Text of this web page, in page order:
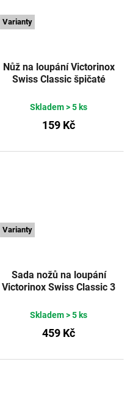
Varianty
Nůž na loupání Victorinox
Swiss Classic špičaté
VICTORINOX
Skladem> 5 ks
159 Kč
Varianty
Sada nožů na loupání
Victorinox Swiss Classic 3
ostří černéVICTORINOX
Skladem> 5 ks
459 Kč